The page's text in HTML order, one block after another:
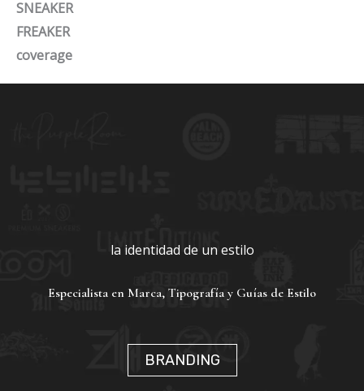
SNEAKER
FREAKER
coverage
la identidad de un estilo
Especialista en Marca, Tipografía y Guías de Estilo
BRANDING